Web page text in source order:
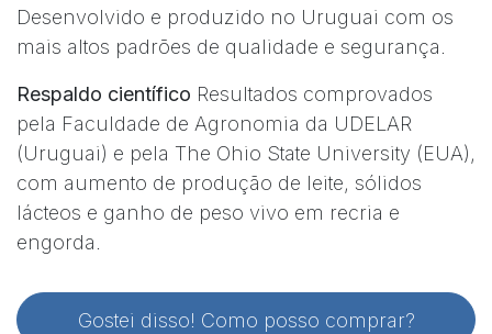
Desenvolvido e produzido no Uruguai com os
mais altos padrões de qualidade e segurança.
Respaldo científico Resultados comprovados
pela Faculdade de Agronomia da UDELAR
(Uruguai) e pela The Ohio State University (EUA),
com aumento de produção de leite, sólidos
lácteos e ganho de peso vivo em recria e
engorda.
Gostei disso! Como posso comprar?